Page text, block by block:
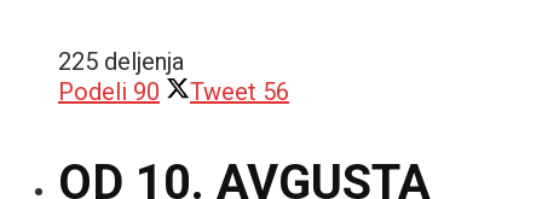
225 deljenja
Podeli 90 Tweet 56
OD 10. AVGUSTA